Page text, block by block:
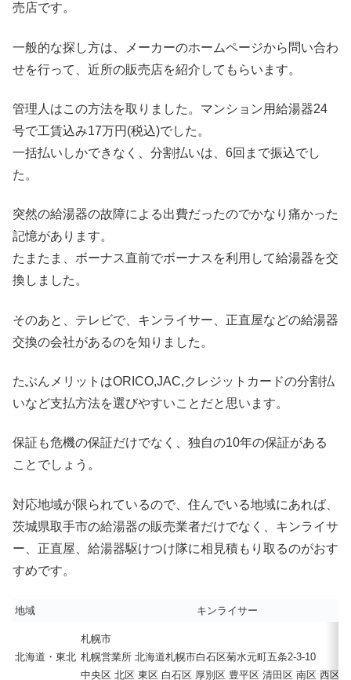
売店です。
一般的な探し方は、メーカーのホームページから問い合わ
せを行って、近所の販売店を紹介してもらいます。
管理人はこの方法を取りました。マンション用給湯器24
号で工賃込み17万円(税込)でした。
一括払いしかできなく、分割払いは、6回まで振込でし
た。
突然の給湯器の故障による出費だったのでかなり痛かった
記憶があります。
たまたま、ボーナス直前でボーナスを利用して給湯器を交
換しました。
そのあと、テレビで、キンライサー、正直屋などの給湯器
交換の会社があるのを知りました。
たぶんメリットはORICO,JAC,クレジットカードの分割払
いなど支払方法を選びやすいことだと思います。
保証も危機の保証だけでなく、独自の10年の保証がある
ことでしょう。
対応地域が限られているので、住んでいる地域にあれば、
茨城県取手市の給湯器の販売業者だけでなく、キンライサ
ー、正直屋、給湯器駆けつけ隊に相見積もり取るのがおす
すめです。
地域 キンライサー
北海道・東北
札幌市
札幌営業所 北海道札幌市白石区菊水元町五条2-3-10
中央区 北区 東区 白石区 厚別区 豊平区 清田区 南区 西区